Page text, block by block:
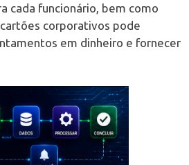
cada funcionário, bem como
corporativos pode
em dinheiro e fornecer